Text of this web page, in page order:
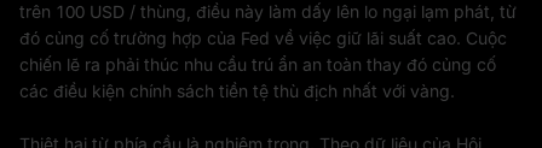
trên 100 USD / thùng, điều này làm dấy lên lo ngại lạm phát, từ
đó củng cố trường hợp của Fed về việc giữ lãi suất cao. Cuộc
chiến lẽ ra phải thúc nhu cầu trú ẩn an toàn thay đó củng cố
các điều kiện chính sách tiền tệ thù địch nhất với vàng.
Thiệt hại từ phía cầu là nghiêm trọng. Theo dữ liệu của Hội